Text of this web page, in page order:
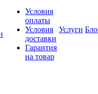
Условия
оплаты
Условия
доставки
Гарантия
на товар
Услуги